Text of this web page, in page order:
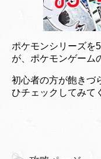
ポケモンシリーズを
が、ポケモンゲーム
初心者の方が飽きづ
ひチェックしてみて